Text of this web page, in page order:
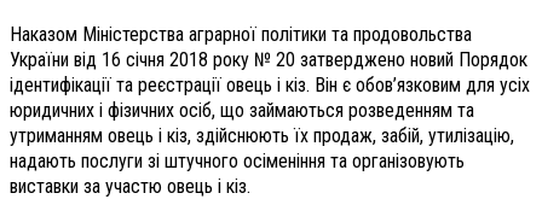
Наказом Міністерства аграрної політики та продовольства
України від 16 січня 2018 року № 20 затверджено новий Порядок
ідентифікації та реєстрації овець і кіз. Він є обов’язковим для усіх
юридичних і фізичних осіб, що займаються розведенням та
утриманням овець і кіз, здійснюють їх продаж, забій, утилізацію,
надають послуги зі штучного осіменіння та організовують
виставки за участю овець і кіз.